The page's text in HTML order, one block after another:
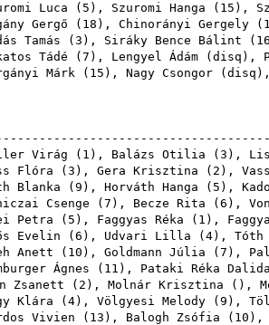
Luca ( 5 ), Szuromi Hanga ( 15 ),
Gergő ( 18 ), Chinorányi Gergely (
Tamás ( 3 ), Siráky Bence Bálint ( 16
Tádé ( 7 ), Lengyel Ádám ( disq ),
Márk ( 15 ), Nagy Csongor ( disq
Virág ( 1 ), Balázs Otilia ( 3 ),
Flóra ( 3 ), Gera Krisztina ( 2 ),
Blanka ( 9 ), Horváth Hanga ( 5 ),
Csenge ( 7 ), Becze Rita ( 6 ),
Petra ( 5 ), Faggyas Réka ( 1 ),
Evelin ( 6 ), Udvari Lilla ( 4), Tóth
Anett ( 10 ), Goldmann Júlia ( 7 ),
Ágnes ( 11 ), Pataki Réka Dalida
Zsanett ( 2 ), Molnár Krisztina (),
Klára ( 4), Völgyesi Melody ( 9 ),
Vivien ( 13 ), Balogh Zsófia ( 10 ),